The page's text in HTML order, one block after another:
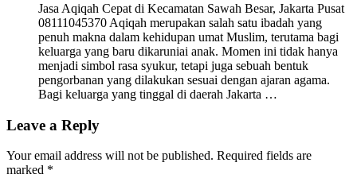
Jasa Aqiqah Cepat di Kecamatan Sawah Besar, Jakarta Pusat
08111045370 Aqiqah merupakan salah satu ibadah yang
penuh makna dalam kehidupan umat Muslim, terutama bagi
keluarga yang baru dikaruniai anak. Momen ini tidak hanya
menjadi simbol rasa syukur, tetapi juga sebuah bentuk
pengorbanan yang dilakukan sesuai dengan ajaran agama.
Bagi keluarga yang tinggal di daerah Jakarta …
Leave a Reply
Your email address will not be published. Required fields are
marked *